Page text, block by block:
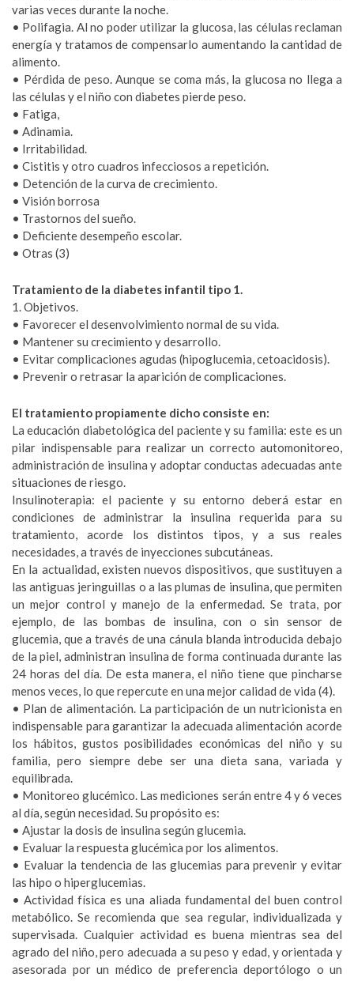
varias veces durante la noche.
• Polifagia. Al no poder utilizar la glucosa, las células reclaman
energía y tratamos de compensarlo aumentando la cantidad de
alimento.
• Pérdida de peso. Aunque se coma más, la glucosa no llega a
las células y el niño con diabetes pierde peso.
• Fatiga,
• Adinamia.
• Irritabilidad.
• Cistitis y otro cuadros infecciosos a repetición.
• Detención de la curva de crecimiento.
• Visión borrosa
• Trastornos del sueño.
• Deficiente desempeño escolar.
• Otras (3)
Tratamiento de la diabetes infantil tipo 1.
1. Objetivos.
• Favorecer el desenvolvimiento normal de su vida.
• Mantener su crecimiento y desarrollo.
• Evitar complicaciones agudas (hipoglucemia, cetoacidosis).
• Prevenir o retrasar la aparición de complicaciones.
El tratamiento propiamente dicho consiste en:
La educación diabetológica del paciente y su familia: este es un
pilar indispensable para realizar un correcto automonitoreo,
administración de insulina y adoptar conductas adecuadas ante
situaciones de riesgo.
Insulinoterapia: el paciente y su entorno deberá estar en
condiciones de administrar la insulina requerida para su
tratamiento, acorde los distintos tipos, y a sus reales
necesidades, a través de inyecciones subcutáneas.
En la actualidad, existen nuevos dispositivos, que sustituyen a
las antiguas jeringuillas o a las plumas de insulina, que permiten
un mejor control y manejo de la enfermedad. Se trata, por
ejemplo, de las bombas de insulina, con o sin sensor de
glucemia, que a través de una cánula blanda introducida debajo
de la piel, administran insulina de forma continuada durante las
24 horas del día. De esta manera, el niño tiene que pincharse
menos veces, lo que repercute en una mejor calidad de vida (4).
• Plan de alimentación. La participación de un nutricionista en
indispensable para garantizar la adecuada alimentación acorde
los hábitos, gustos posibilidades económicas del niño y su
familia, pero siempre debe ser una dieta sana, variada y
equilibrada.
• Monitoreo glucémico. Las mediciones serán entre 4 y 6 veces
al día, según necesidad. Su propósito es:
• Ajustar la dosis de insulina según glucemia.
• Evaluar la respuesta glucémica por los alimentos.
• Evaluar la tendencia de las glucemias para prevenir y evitar
las hipo o hiperglucemias.
• Actividad física es una aliada fundamental del buen control
metabólico. Se recomienda que sea regular, individualizada y
supervisada. Cualquier actividad es buena mientras sea del
agrado del niño, pero adecuada a su peso y edad, y orientada y
asesorada por un médico de preferencia deportólogo o un